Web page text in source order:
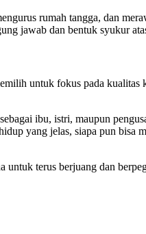
rumah tangga, dan
jawab dan bentuk syukur
untuk fokus pada kualitas
ibu, istri, maupun
yang jelas, siapa pun bisa
terus berjuang dan